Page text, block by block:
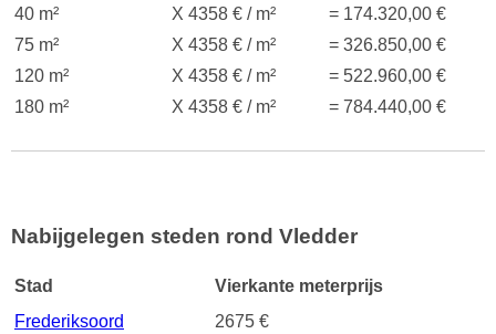
40 m²
X 4358 € / m²
= 174.320,00 €
75 m²
X 4358 € / m²
= 326.850,00 €
120 m²
X 4358 € / m²
= 522.960,00 €
180 m²
X 4358 € / m² = 784.440,00 €
Nabijgelegen steden rond Vledder
Stad
Vierkante meterprijs
Frederiksoord
2675 €